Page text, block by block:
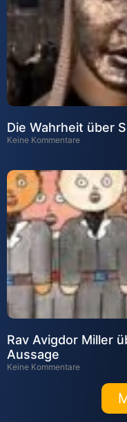
Die Wahrheit über
Keine Kommentare
Rav Avigdor Miller
Aussage
Keine Kommentare